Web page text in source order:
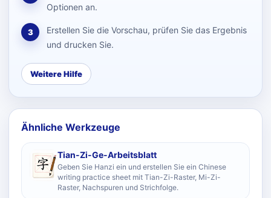
Optionen an.
3
Erstellen Sie die Vorschau, prüfen Sie das Ergebnis
und drucken Sie.
Weitere Hilfe
Ähnliche Werkzeuge
Tian-Zi-Ge-Arbeitsblatt
Geben Sie Hanzi ein und erstellen Sie ein Chinese
writing practice sheet mit Tian-Zi-Raster, Mi-Zi-
Raster, Nachspuren und Strichfolge.